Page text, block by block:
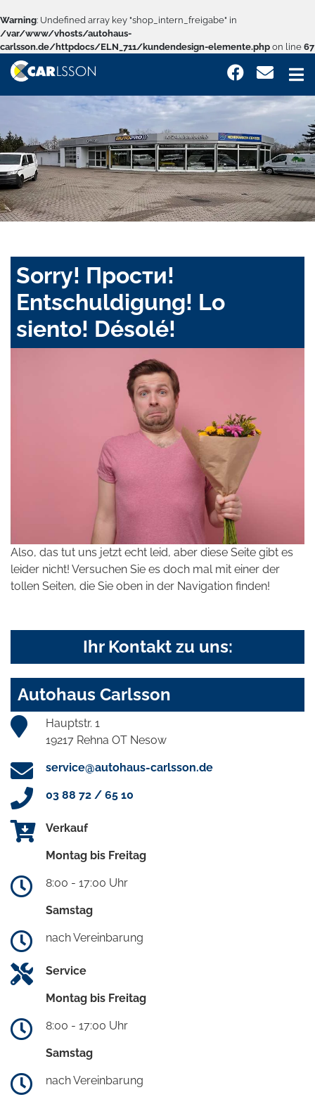
Warning: Undefined array key "shop_intern_freigabe" in
/var/www/vhosts/autohaus-
carlsson.de/httpdocs/ELN_711/kundendesign-elemente.php on line 67
Sorry! Прости!
Entschuldigung! Lo
siento! Désolé!
Also, das tut uns jetzt echt leid, aber diese Seite gibt es
leider nicht! Versuchen Sie es doch mal mit einer der
tollen Seiten, die Sie oben in der Navigation finden!
Ihr Kontakt zu uns:
Autohaus Carlsson
Hauptstr. 1
19217 Rehna OT Nesow
service@autohaus-carlsson.de
03 88 72 / 65 10
Verkauf
Montag bis Freitag
8:00 - 17:00 Uhr
Samstag
nach Vereinbarung
Service
Montag bis Freitag
8:00 - 17:00 Uhr
Samstag
nach Vereinbarung